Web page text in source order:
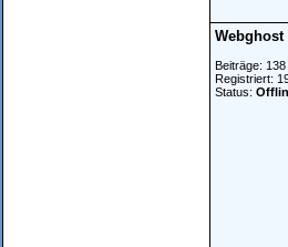
Webghost
Beiträge: 138
Registriert:
Status: